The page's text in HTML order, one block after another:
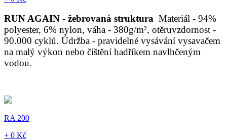
RUN AGAIN - žebrovaná struktura Materiál - 94%
polyester, 6% nylon, váha - 380g/m², otěruvzdornost -
90.000 cyklů. Údržba - pravidelné vysávání vysavačem
na malý výkon nebo čištění hadříkem navlhčeným
vodou.
RA 200
+ 0 Kč